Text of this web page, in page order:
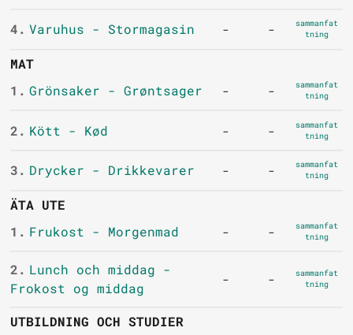
4. Varuhus - Stormagasin - -
sammanfat
tning
MAT
1. Grönsaker - Grøntsager - -
sammanfat
tning
2. Kött - Kød - -
sammanfat
tning
3. Drycker - Drikkevarer - -
sammanfat
tning
ÄTA UTE
1. Frukost - Morgenmad - -
sammanfat
tning
2. Lunch och middag -
Frokost og middag
- -
sammanfat
tning
UTBILDNING OCH STUDIER